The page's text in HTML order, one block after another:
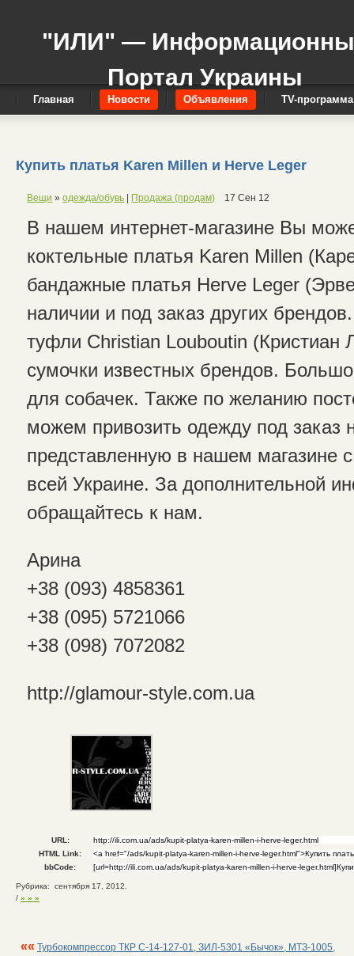
"ИЛИ" —
Портал Украины
Главная Новости Объявления TV-программа
Купить платья Karen Millen и Herve Leger
Вещи »одежда/обувь Продажа (продам) 17 Сен 12
В нашем интернет-магазине Вы
коктельные платья Karen Millen
бандажные платья Herve Leger
наличии и под заказ других
туфли Christian Louboutin (Кристиан
сумочки известных брендов.
для собачек. Также по желанию
можем привозить одежду под заказ
представленную в нашем магазине
всей Украине. За дополнительной
обращайтесь к нам.
Арина
+38 (093) 4858361
+38 (095) 5721066
+38 (098) 7072082
http://glamour-style.com.ua
URL:
HTML Link:
bbCode:
Рубрика: сентября 17, 2012.
/ » » »
«« Турбокомпрессор ТКР С-14-127-01, ЗИЛ-5301 «Бычок», МТЗ-1005,